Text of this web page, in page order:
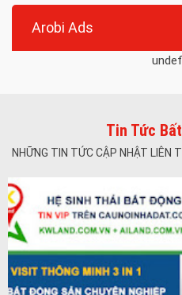
Arobi Ads
Tin Tức
NHỮNG TIN TỨC CẬP NHẬT LIÊN